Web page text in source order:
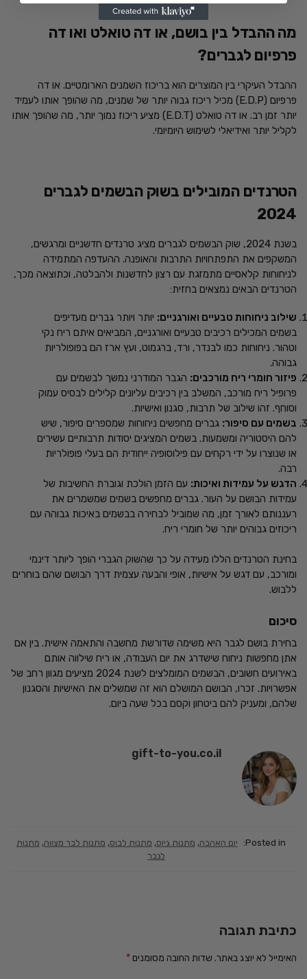
מה ההבדל בין בושם, או דה טואלט ואו דה
פרפיום לגברים?
ההבדל העיקרי בין המוצרים הוא בריכוז השמנים הארומטיים. או דה
פרפיום (E.D.P) מכיל ריכוז גבוה יותר של שמנים, מה שהופך אותו לעמיד
יותר זמן רב. או דה טואלט (E.D.T) מציע ריכוז נמוך יותר, מה שהופך אותו
לקליל יותר ואידיאלי לשימוש היומיומי.
הטרנדים המובילים בשוק הבשמים לגברים
2024
בשנת 2024, שוק הבשמים לגברים מציג טרנדים חדשניים ומרגשים,
המשקפים את התפתחויות התרבות והאופנה. ההעדפה המתמידה
לניחוחות קלאסיים מתמזגת עם רצון לחדשנות ולהבלטה, וכתוצאה מכך,
הטרנדים הבאים נמצאים בחזית:
שילוב ניחוחות טבעיים ואורגניים: יותר ויותר גברים מעדיפים
בשמים המכילים רכיבים טבעיים ואורגניים, המביאים איתם ריח נקי
וטהור. ניחוחות כמו לבנדר, ורד, ברגמוט, ועץ ארז הם בפופולריות
גבוהה.
פיזור חומרי ריח מורכבים: הגבר המודרני נמשך לבשמים עם
פרופיל ריח מורכב, המשלב בין רכיבים עליונים קלילים לבסיס עמוק
וסוחף. זהו שילוב של תרבות, סגנון ואישיות.
בשמים עם סיפור: גברים מחפשים ניחוחות שמספרים סיפור, שיש
להם היסטוריה ומשמעות. בשמים המציגים יסודות תרבותיים עשירים
או שנוצרו על ידי רקחים עם פילוסופיה ייחודית הם בעלי פופולריות
רבה.
הדגש על עמידות ואיכות: עם הזמן הולכת וגוברת החשיבות של
עמידות הבושם על העור. גברים מחפשים בשמים שמשמרים את
רעננותם לאורך זמן, מה שמוביל לבחירה בבשמים באיכות גבוהה עם
ריכוזים גבוהים יותר של חומרי ריח.
בחינת הטרנדים הללו מעידה על כך שהשוק הגברי הופך ליותר דינמי
ומורכב, עם דגש על אישיות, אופי והבעה עצמית דרך הבושם שהם בוחרים
ללבוש.
סיכום
בחירת בושם לגבר היא משימה שדורשת מחשבה והתאמה אישית. בין אם
אתן מחפשות ניחוח שישדרג את יום העבודה, או ריח שילווה אותם
באירועים חשובים, הבשמים המומלצים לשנת 2024 מציעים מגוון רחב של
אפשרויות. זכרו, הבושם המושלם הוא זה שמשלים את האישיות והסגנון
שלהם, ומעניק להם ביטחון וקסם בכל שעה ביום.
gift-to-you.co.il
Posted in: יום האהבה, מתנות גיוס, מתנות לבוס, מתנות לבר מצווה, מתנות
לגבר
כתיבת תגובה
האימייל לא יוצג באתר. שדות החובה מסומנים *